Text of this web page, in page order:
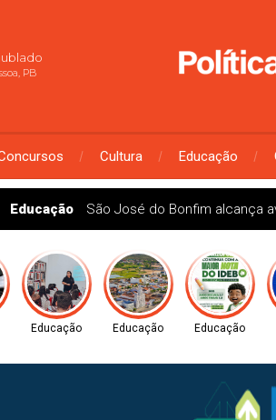
PB
Cultura Educação
Educação São José do Bonfim alcança
Educação Educação Educação